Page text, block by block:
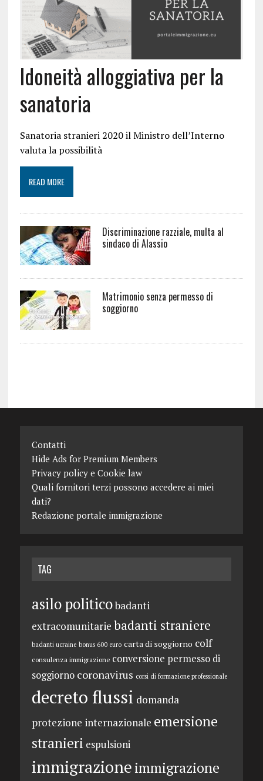
Idoneità alloggiativa per la
sanatoria
Sanatoria stranieri 2020 il Ministro dell’Interno
valuta la possibilità
READ MORE
Discriminazione razziale, multa al
sindaco di Alassio
Matrimonio senza permesso di
soggiorno
Contatti
Hide Ads for Premium Members
Privacy policy e Cookie law
Quali fornitori terzi possono accedere ai miei
dati?
Redazione portale immigrazione
TAG
asilo politicobadanti
extracomunitarie badanti straniere
badanti ucraine bonus 600 euro carta di soggiorno colf
consulenza immigrazione conversione permesso di
soggiorno coronavirus corsi di formazione professionale
decreto flussi domanda
protezione internazionale emersione
stranieri espulsioni
immigrazioneimmigrazione